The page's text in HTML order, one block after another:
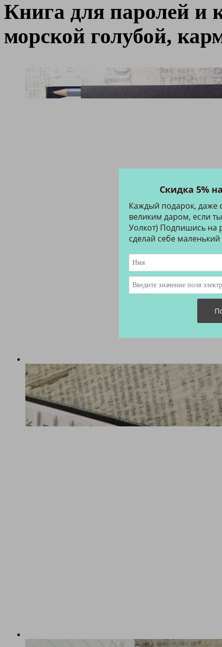
Книга для паролей и
морской голубой,
Скидка 5%
Каждый подарок, даже
великим даром, если
Уолкот) Подпишись на
сделай себе